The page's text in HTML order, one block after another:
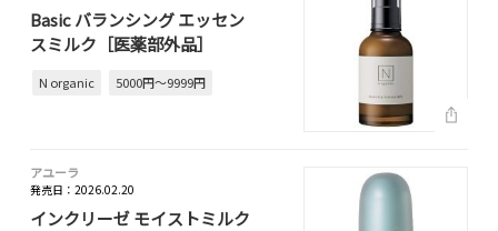
Basic バランシング エッセン
スミルク［医薬部外品］
N organic 5000円～9999円
アユーラ
発売日：2026.02.20
インクリーゼ モイストミルク